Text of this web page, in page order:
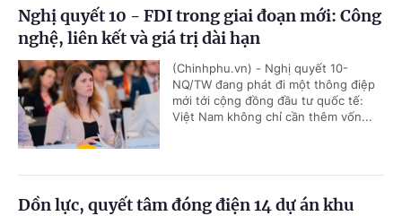
Nghị quyết 10 - FDI trong giai đoạn mới: Công
nghệ, liên kết và giá trị dài hạn
(Chinhphu.vn) - Nghị quyết 10-
NQ/TW đang phát đi một thông điệp
mới tới cộng đồng đầu tư quốc tế:
Việt Nam không chỉ cần thêm vốn...
Dồn lực, quyết tâm đóng điện 14 dự án khu